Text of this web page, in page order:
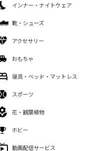
インナー・ナイトウェア
靴・シューズ
アクセサリー
おもちゃ
寝具・ベッド・マットレス
スポーツ
花・観葉植物
ホビー
動画配信サービス